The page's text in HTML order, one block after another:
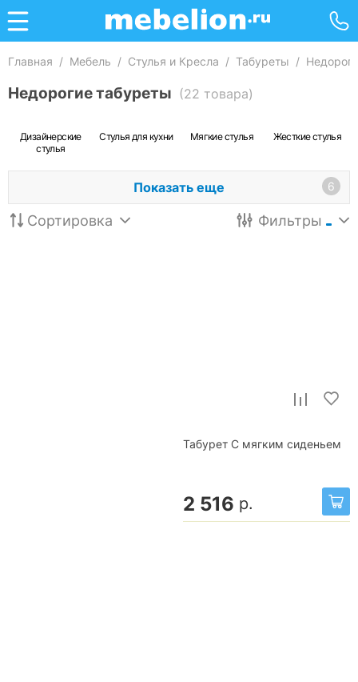
Главная / Мебель / Стулья и Кресла / Табуреты /
Недорогие табуреты (22 товара)
Дизайнерские
стулья
Стулья для кухни Мягкие стулья Жесткие стулья
Показать еще 6
Сортировка Фильтры
Табурет С мягким сиденьем
2 516 р.